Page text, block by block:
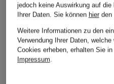
jedoch keine Auswirkung auf die
Ihrer Daten. Sie können hierden
Weitere Informationen zu den
Verwendung Ihrer Daten,
Cookies erheben, erhalten Sie in
Impressum.